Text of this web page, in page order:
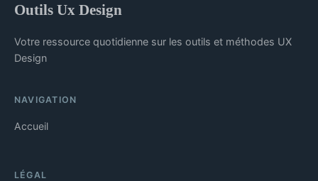
Outils Ux Design
Votre ressource quotidienne sur les outils et méthodes UX
Design
NAVIGATION
Accueil
LÉGAL